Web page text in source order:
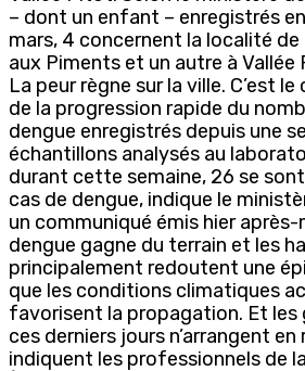
– dont un enfant – enregistrés
mars, 4 concernent la localité
aux Piments et un autre à Vallée
La peur règne sur la ville. C’est
de la progression rapide du
dengue enregistrés depuis une
échantillons analysés au
durant cette semaine, 26 se
cas de dengue, indique le
un communiqué émis hier après-
dengue gagne du terrain et les
principalement redoutent une
que les conditions climatiques
favorisent la propagation. Et les
ces derniers jours n’arrangent en
indiquent les professionnels de